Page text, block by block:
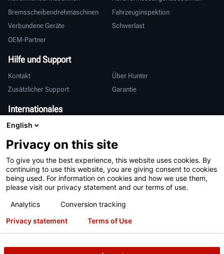
Bremsscheibendrehmaschinen
Fahrzeuginspektion
Verbundene Geräte
Schwerlast
OEM-Partner
Hilfe und Support
Kontakt
Über Hunter
Zusätzlicher Support
Garantie
Internationales
Vertrieb & Service
亨特中国
Nutzungsbedingungen
Datenschutzerklärung
Informationen zur Verarbeitung Ihrer personenbezogenen Daten
Patente
Anmeldung
English
Privacy on this site
To give you the best experience, this website uses cookies. By
continuing to use this website, you are giving consent to cookies
being used. For information on cookies and how we use them,
please visit our privacy statement and our terms of use.
Analytics
Conversion tracking
Privacy statement Terms of Use